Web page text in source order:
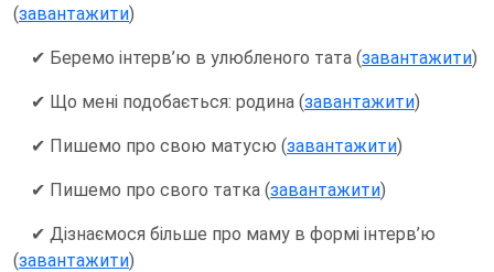
(завантажити)
✔ Беремо інтерв’ю в улюбленого тата (завантажити)
✔ Що мені подобається: родина (завантажити)
✔ Пишемо про свою матусю (завантажити)
✔ Пишемо про свого татка (завантажити)
✔ Дізнаємося більше про маму в формі інтерв’ю
(завантажити)